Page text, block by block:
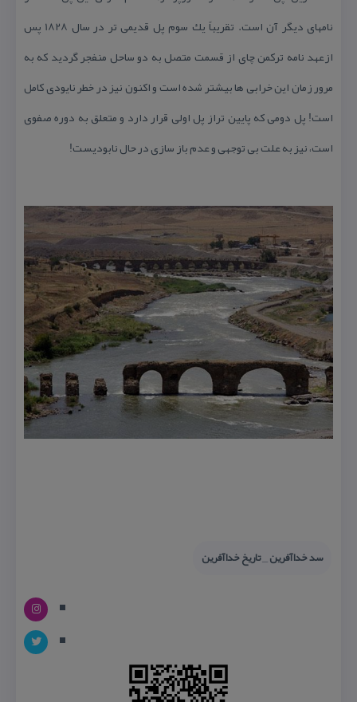
نامهای دیگر آن است. تقریباً یك سوم پل قدیمی تر در سال 1828 پس
ازعهد نامه تركمن چای از قسمت متصل به دو ساحل منفجر گردید كه به
مرور زمان این خرابی ها بیشتر شده است و اكنون نیز در خطر نایودی كامل
است! پل دومی كه پایین تراز پل اولی قرار دارد و متعلق به دوره صفوی
است، نیز به علت بی توجهی و عدم باز سازی در حال نابودیست!
سد خداآفرین _ تاریخ خداآفرین